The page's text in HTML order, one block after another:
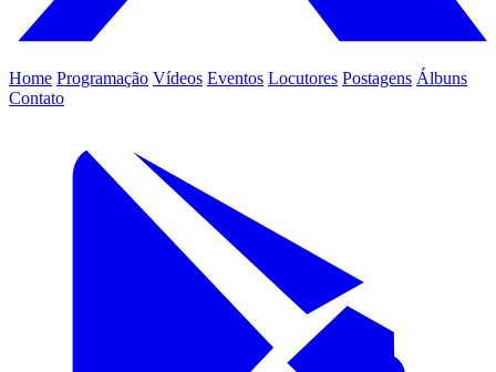
Home Programação Vídeos Eventos Locutores Postagens Álbuns
Contato